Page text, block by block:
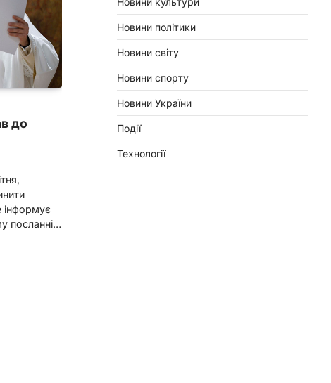
до
інформує
посланні…
Новини політики
Новини світу
Новини спорту
Новини України
Події
Технології